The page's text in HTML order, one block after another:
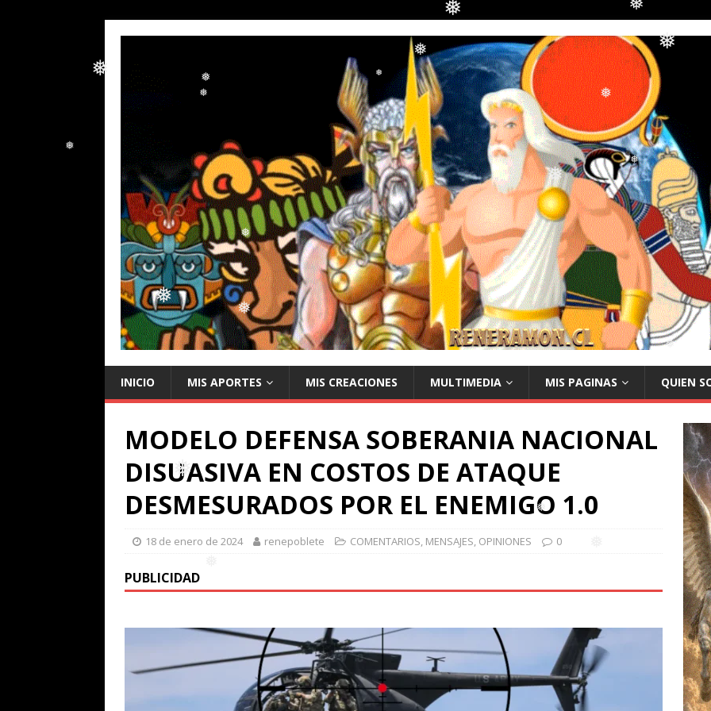
❅
❅
❅
❅
❅
❅
❅
❅
❅
❅
❅
❅
❅
❅
❅
INICIO MIS APORTES MIS CREACIONES MULTIMEDIA MIS PAGINAS QUIEN
MODELO DEFENSA SOBERANIA NACIONAL
DISUASIVA EN COSTOS DE ATAQUE
DESMESURADOS POR EL ENEMIGO 1.0
18 de enero de 2024 renepoblete COMENTARIOS, MENSAJES, OPINIONES 0
PUBLICIDAD